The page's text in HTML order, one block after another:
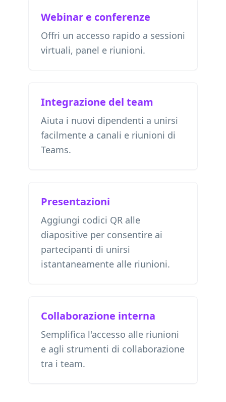
Webinar e conferenze
Offri un accesso rapido a sessioni
virtuali, panel e riunioni.
Integrazione del team
Aiuta i nuovi dipendenti a unirsi
facilmente a canali e riunioni di
Teams.
Presentazioni
Aggiungi codici QR alle
diapositive per consentire ai
partecipanti di unirsi
istantaneamente alle riunioni.
Collaborazione interna
Semplifica l'accesso alle riunioni
e agli strumenti di collaborazione
tra i team.